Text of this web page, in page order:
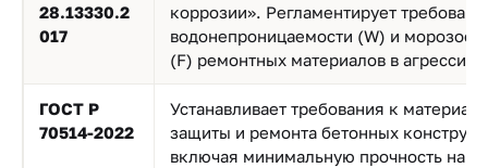
28.13330.2
017
коррозии». Регламентирует
водонепроницаемости (W) и
(F) ремонтных материалов в
ГОСТ Р
70514-2022
Устанавливает требования к
защиты и ремонта бетонных
включая минимальную прочность на